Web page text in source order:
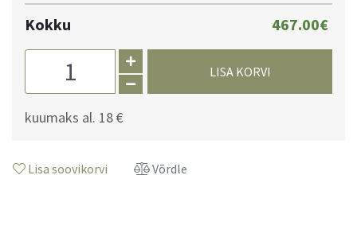
Kokku 467.00€
LISA KORVI
kuumaks al. 18 €
Lisa soovikorvi Võrdle